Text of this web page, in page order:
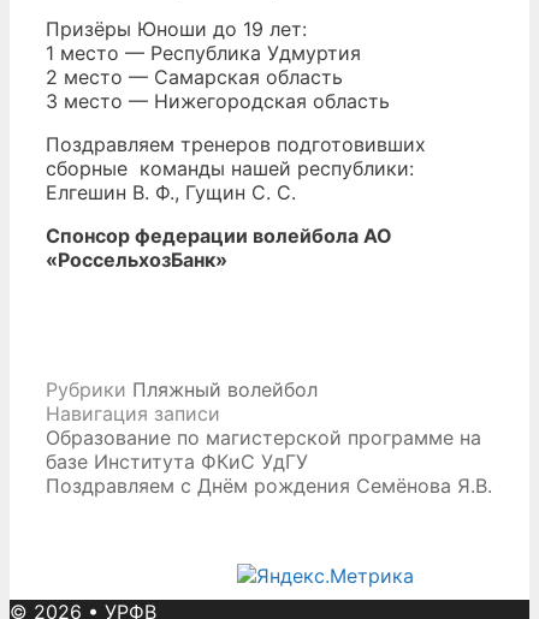
Призёры Юноши до 19 лет:
1 место — Республика Удмуртия
2 место — Самарская область
3 место — Нижегородская область
Поздравляем тренеров подготовивших
сборные команды нашей республики:
Елгешин В. Ф., Гущин С. С.
Спонсор федерации волейбола АО
«РоссельхозБанк»
Рубрики Пляжный волейбол
Навигация записи
Образование по магистерской программе на
базе Института ФКиС УдГУ
Поздравляем с Днём рождения Семёнова Я.В.
© 2026 • УРФВ